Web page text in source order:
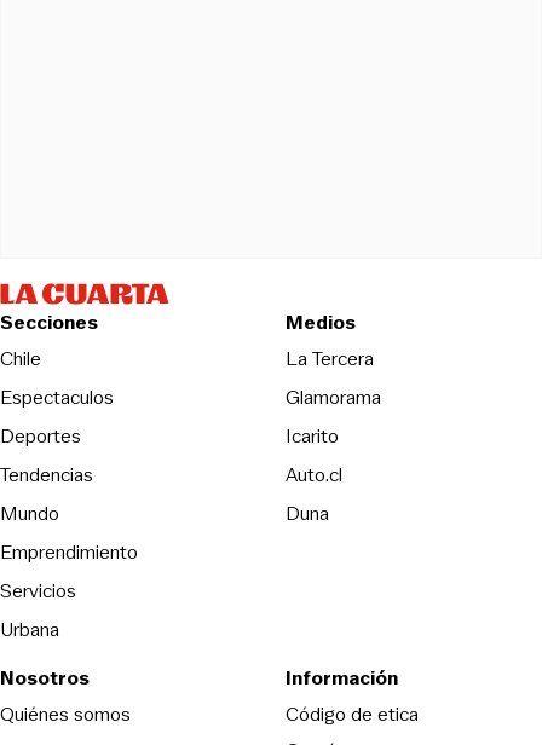
Secciones
Chile
Espectaculos
Deportes
Tendencias
Mundo
Emprendimiento
Servicios
Urbana
Medios
La TerceraOpens in new
Glamorama
Icarito
Auto.cl
DunaOpens in new window
Nosotros
Quiénes somos
Información
Código de eticaOpens in new